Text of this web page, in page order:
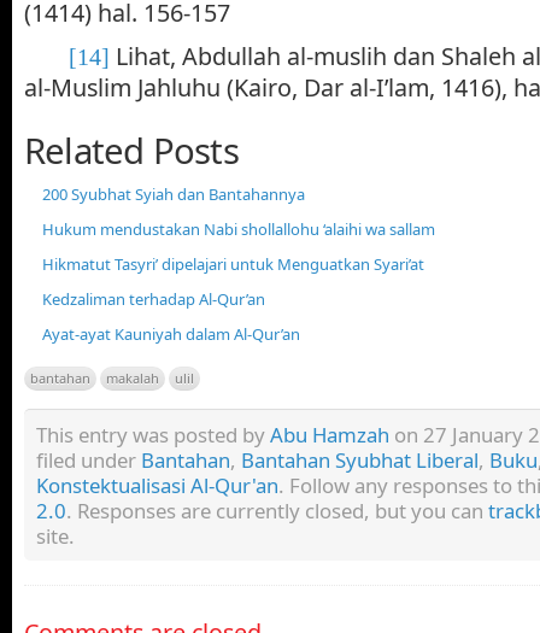
(1414) hal. 156-157
[14] Lihat, Abdullah al-muslih dan Shaleh
al-Muslim Jahluhu (Kairo, Dar al-I’lam, 1416),
Related Posts
200 Syubhat Syiah dan Bantahannya
Hukum mendustakan Nabi shollallohu ‘alaihi wa sallam
Hikmatut Tasyri’ dipelajari untuk Menguatkan Syari’at
Kedzaliman terhadap Al-Qur’an
Ayat-ayat Kauniyah dalam Al-Qur’an
bantahan makalah ulil
This entry was posted byAbu Hamzah on 27 January
filed under Bantahan, Bantahan Syubhat Liberal, Buku
Konstektualisasi Al-Qur'an. Follow any responses to
2.0. Responses are currently closed, but you can
site.